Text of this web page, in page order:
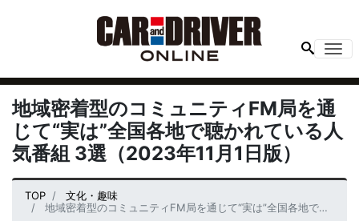
地域密着型のコミュニティFM局を通
じて“実は”全国各地で聴かれている人
気番組 3選（2023年11月1日版）
TOP
文化・趣味
地域密着型のコミュニティFM局を通じて“実は”全国各地で聴かれている人気番組 3選（2023年11月1日版）